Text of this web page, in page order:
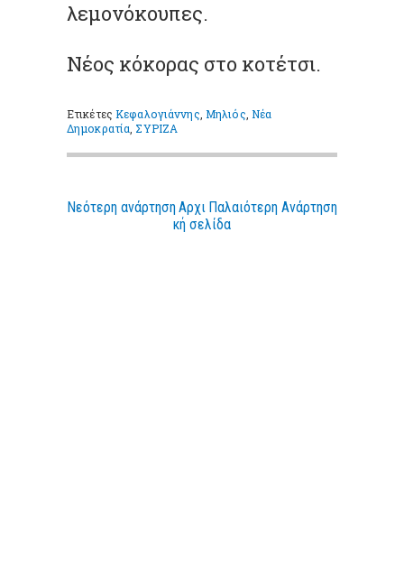
λεμονόκουπες.
Νέος κόκορας στο κοτέτσι.
ΕτικέτεςΚεφαλογιάννης Μηλιός Νέα
Δημοκρατία ΣΥΡΙΖΑ
Νεότερη ανάρτηση Παλαιότερη Ανάρτηση
Αρχι
κή σελίδα